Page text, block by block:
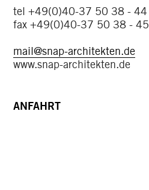
tel +49(0)40-37 50 38 - 44
fax +49(0)40-37 50 38 - 45
mail@snap-architekten.de
www.snap-architekten.de
ANFAHRT